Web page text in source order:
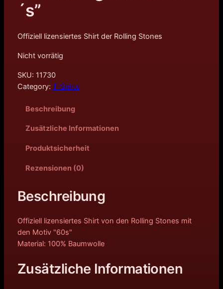
´s”
Offiziell lizensiertes Shirt der Rolling Stones
Nicht vorrätig
SKU: 11730
Category: T-Shirts
Beschreibung
Zusätzliche Informationen
Produktsicherheit
Rezensionen (0)
Beschreibung
Offiziell lizensiertes Shirt von den Rolling Stones mit
den Motiv "60s"
Material: 100% Baumwolle
Zusätzliche Informationen